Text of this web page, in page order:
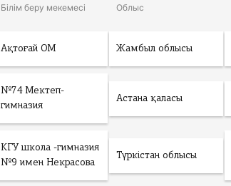
Білім беру мекемесі Облыс
Ақтоғай ОМ Жамбыл облысы
№74 Мектеп-
гимназия
Астана қаласы
КГУ школа -гимназия
№9 имен Некрасова
Түркістан облысы